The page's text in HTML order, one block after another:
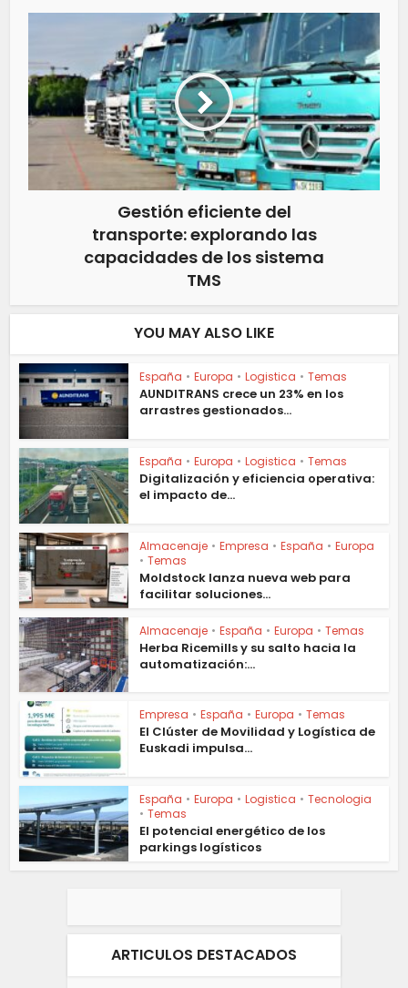
Gestión eficiente del
transporte: explorando las
capacidades de los sistema
TMS
YOU MAY ALSO LIKE
España • Europa • Logistica • Temas
AUNDITRANS crece un 23% en los
arrastres gestionados...
España • Europa • Logistica • Temas
Digitalización y eficiencia operativa:
el impacto de...
Almacenaje • Empresa • España • Europa
• Temas
Moldstock lanza nueva web para
facilitar soluciones...
Almacenaje • España • Europa • Temas
Herba Ricemills y su salto hacia la
automatización:...
Empresa • España • Europa • Temas
El Clúster de Movilidad y Logística de
Euskadi impulsa...
España • Europa • Logistica • Tecnologia
• Temas
El potencial energético de los
parkings logísticos
ARTICULOS DESTACADOS